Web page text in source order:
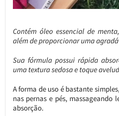
Contém óleo essencial de
além de proporcionar uma
Sua fórmula possui rápida
uma textura sedosa e toque
A forma de uso é bastante
nas pernas e pés, massageando
absorção.